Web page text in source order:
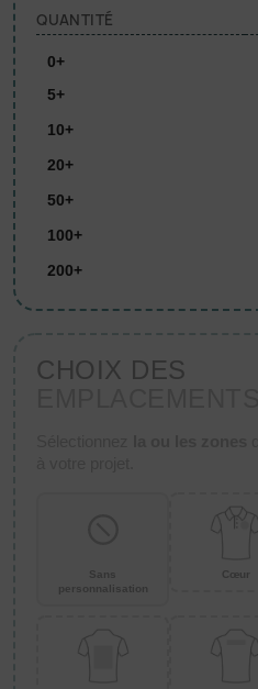
QUANTITÉ
0+
5+
10+
20+
50+
100+
200+
CHOIX DES
Sans
personnalisation
Cœur